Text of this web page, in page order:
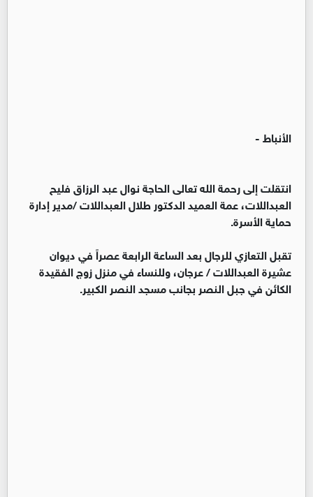
الأنباط -
انتقلت إلى رحمة الله تعالى الحاجة نوال عبد الرزاق فليح
العبداللات، عمة العميد الدكتور طلال العبداللات /مدير إدارة
حماية الأسرة.
تقبل التعازي للرجال بعد الساعة الرابعة عصراً في ديوان
عشيرة العبداللات / عرجان، وللنساء في منزل زوج الفقيدة
الكائن في جبل النصر بجانب مسجد النصر الكبير.